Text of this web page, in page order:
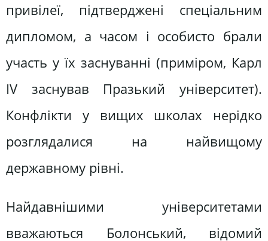
привілеї, підтверджені спеціальним
дипломом, а часом і особисто брали
участь у їх заснуванні (приміром, Карл
IV заснував Празький університет).
Конфлікти у вищих школах нерідко
розглядалися на найвищому
державному рівні.
Найдавнішими університетами
вважаються Болонський, відомий